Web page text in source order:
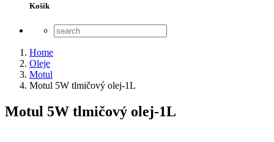
Košík
Home
Oleje
Motul
Motul 5W tlmičový olej-1L
Motul 5W tlmičový olej-1L